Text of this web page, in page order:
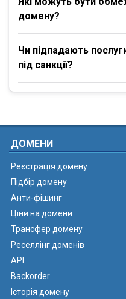
домену?
Чи підпадають
під санкції?
ДОМЕНИ
Реєстрація домену
Підбір домену
Анти-фішинг
Ціни на домени
Трансфер домену
Реселлінг доменів
API
Backorder
Історія домену